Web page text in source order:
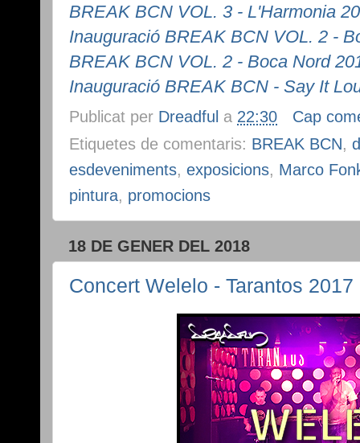
BREAK BCN VOL. 3 - L'Harmonia
Inauguració BREAK BCN VOL. 2 -
BREAK BCN VOL. 2 - Boca Nord
Inauguració BREAK BCN - Say It
Publicat per Dreadful a 22:30
Cap
Etiquetes de comentaris: BREAK BCN,
esdeveniments, exposicions, Marco
pintura, promocions
18 DE GENER DEL 2018
Concert Welelo - Tarantos 2017